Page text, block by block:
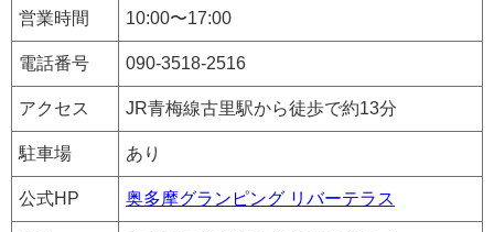
営業時間 10:00〜17:00
電話番号 090-3518-2516
アクセス JR青梅線古里駅から徒歩で約13分
駐車場 あり
公式HP 奥多摩グランピング リバーテラス